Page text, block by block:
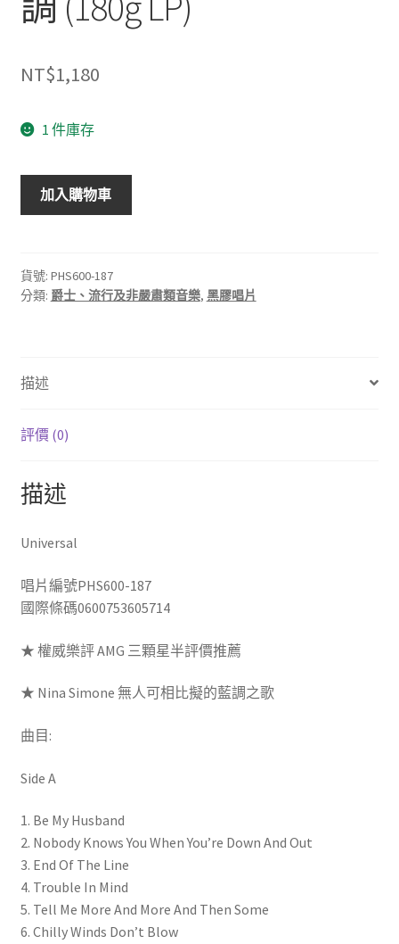
NT$1,180
1 件庫存
Nina
Simone/Pastel
娜
西
藍
(180g
量
加入購物車
貨號: PHS600-187
分類: 爵士、流行及非嚴肅類音樂, 黑膠唱片
描述
評價 (0)
描述
Universal
唱片編號PHS600-187
國際條碼0600753605714
★ 權威樂評 AMG 三顆星半評價推薦
★ Nina Simone 無人可相比擬的藍調之歌
曲目:
Side A
1. Be My Husband
2. Nobody Knows You When You’re Down And Out
3. End Of The Line
4. Trouble In Mind
5. Tell Me More And More And Then Some
6. Chilly Winds Don’t Blow